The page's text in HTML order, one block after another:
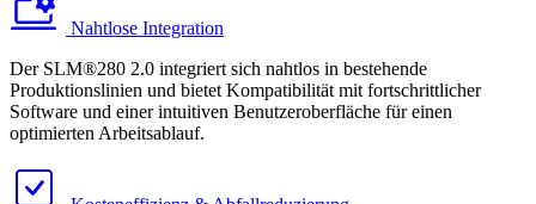
Nahtlose Integration
Der SLM®280 2.0 integriert sich nahtlos in bestehende
Produktionslinien und bietet Kompatibilität mit fortschrittlicher
Software und einer intuitiven Benutzeroberfläche für einen
optimierten Arbeitsablauf.